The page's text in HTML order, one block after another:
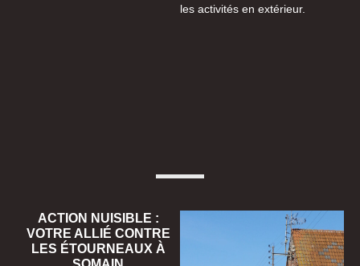
les activités en extérieur.
ACTION NUISIBLE :
VOTRE ALLIÉ CONTRE
LES ÉTOURNEAUX À